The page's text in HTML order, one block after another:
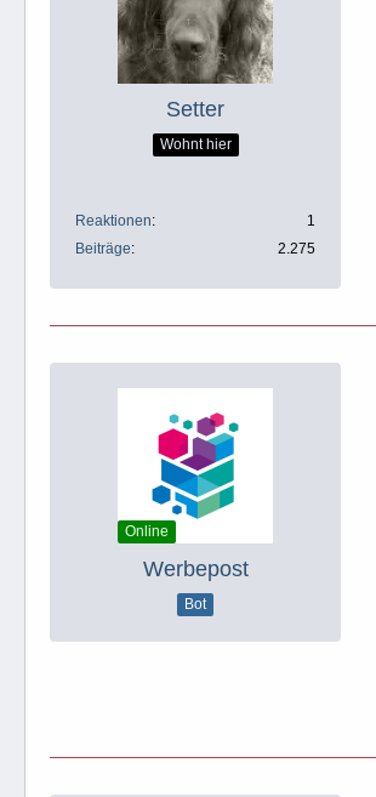
Setter
Wohnt hier
Reaktionen
1
Beiträge
2.275
Online
Werbepost
Bot